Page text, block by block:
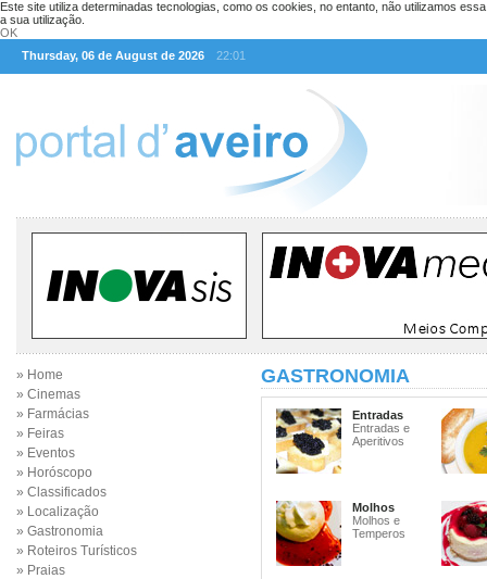
Este site utiliza determinadas tecnologias, como os cookies, no entanto, não utilizamos
a sua utilização.
OK
Thursday, 06 de August de 2026
22:01
» Home
» Cinemas
» Farmácias
» Feiras
» Eventos
» Horóscopo
» Classificados
» Localização
» Gastronomia
» Roteiros Turísticos
» Praias
GASTRONOMIA
Entradas
Entradas e
Aperitivos
Molhos
Molhos e
Temperos